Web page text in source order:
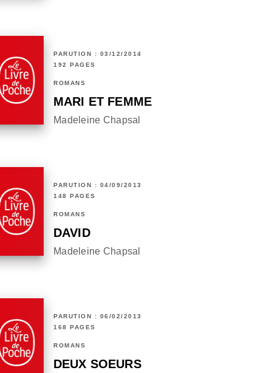
PARUTION : 03/12/2014
192 PAGES
ROMANS
MARI ET FEMME
Madeleine Chapsal
PARUTION : 04/09/2013
148 PAGES
ROMANS
DAVID
Madeleine Chapsal
PARUTION : 06/02/2013
168 PAGES
ROMANS
DEUX SOEURS